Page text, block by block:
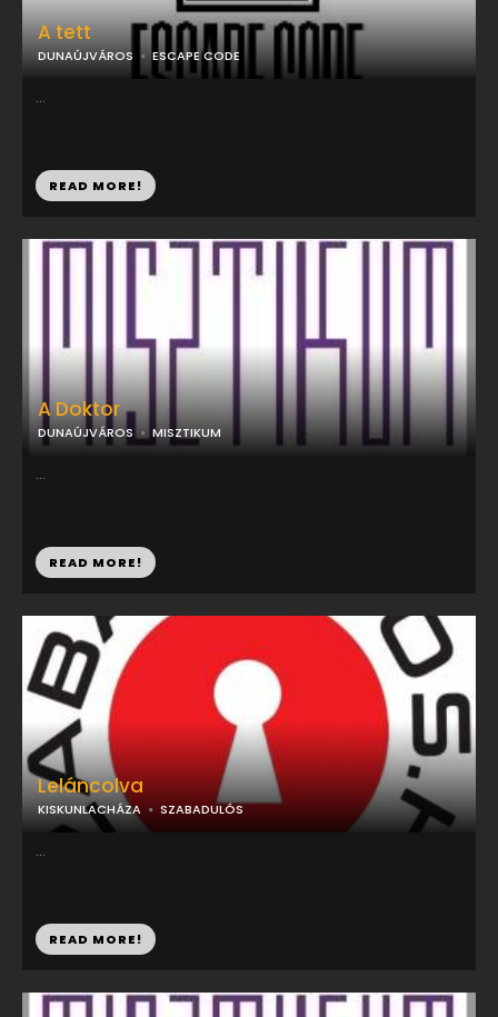
A Doktor
DUNAÚJVÁROS MISZTIKUM
...
READ MORE!
A tett
DUNAÚJVÁROS ESCAPE CODE
...
READ MORE!
Leláncolva
KISKUNLACHÁZA SZABADULÓS
...
READ MORE!